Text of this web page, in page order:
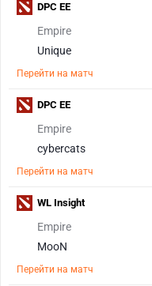
Empire
Unique
Перейти на матч
DPC EE
Empire
cybercats
Перейти на матч
DPC EE
Empire
MooN
Перейти на матч
WL Insight